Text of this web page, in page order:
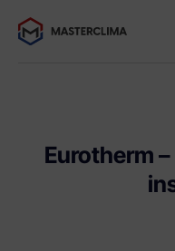
Eurotherm